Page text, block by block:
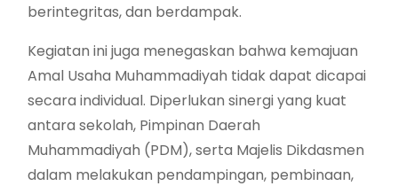
berintegritas, dan berdampak.
Kegiatan ini juga menegaskan bahwa kemajuan
Amal Usaha Muhammadiyah tidak dapat dicapai
secara individual. Diperlukan sinergi yang kuat
antara sekolah, Pimpinan Daerah
Muhammadiyah (PDM), serta Majelis Dikdasmen
dalam melakukan pendampingan, pembinaan,